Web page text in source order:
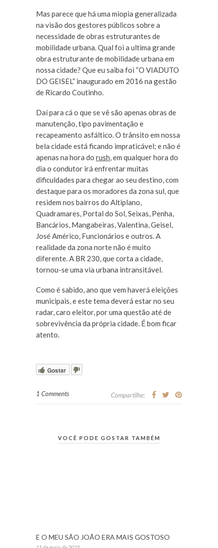
Mas parece que há uma miopia generalizada
na visão dos gestores públicos sobre a
necessidade de obras estruturantes de
mobilidade urbana. Qual foi a ultima grande
obra estruturante de mobilidade urbana em
nossa cidade? Que eu saiba foi “O VIADUTO
DO GEISEL” inaugurado em 2016 na gestão
de Ricardo Coutinho.
Daí para cá o que se vê são apenas obras de
manutenção, tipo pavimentação e
recapeamento asfáltico. O trânsito em nossa
bela cidade está ficando impraticável; e não é
apenas na hora do rush, em qualquer hora do
dia o condutor irá enfrentar muitas
dificuldades para chegar ao seu destino, com
destaque para os moradores da zona sul, que
residem nos bairros do Altiplano,
Quadramares, Portal do Sol, Seixas, Penha,
Bancários, Mangabeiras, Valentina, Geisel,
José Américo, Funcionários e outros. A
realidade da zona norte não é muito
diferente. A BR 230, que corta a cidade,
tornou-se uma via urbana intransitável.
Como é sabido, ano que vem haverá eleições
municipais, e este tema deverá estar no seu
radar, caro eleitor, por uma questão até de
sobrevivência da própria cidade. É bom ficar
atento.
Gostar
1 Comments Compartilhe:
VOCÊ PODE GOSTAR TAMBÉM
E O MEU SÃO JOÃO ERA MAIS GOSTOSO